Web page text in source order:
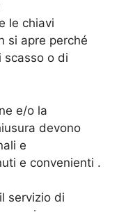
le chiavi
si apre perché
scasso o di
e/o la
devono
e
e convenienti .
servizio di